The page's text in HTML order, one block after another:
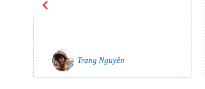
Trang Nguyễn